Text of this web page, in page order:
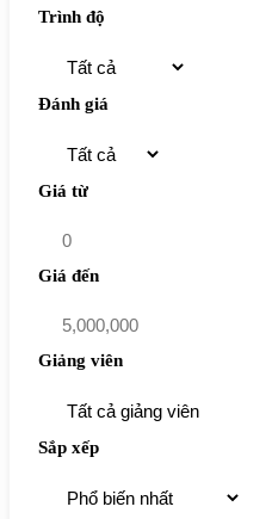
Trình độ
Đánh giá
Giá từ
Giá đến
Giảng viên
Sắp xếp